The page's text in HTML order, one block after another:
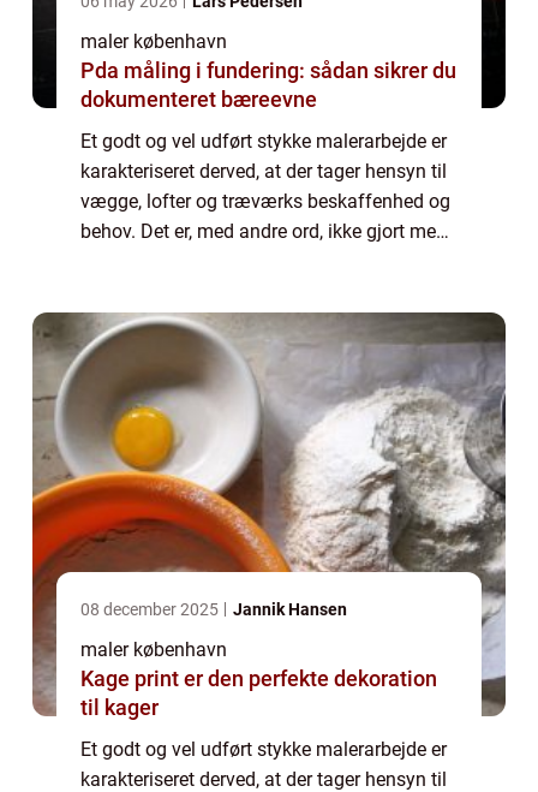
maler københavn
Pda måling i fundering: sådan sikrer du
dokumenteret bæreevne
Et godt og vel udført stykke malerarbejde er
karakteriseret derved, at der tager hensyn til
vægge, lofter og træværks beskaffenhed og
behov. Det er, med andre ord, ikke gjort med
08 december 2025 Jannik Hansen
maler københavn
Kage print er den perfekte dekoration
til kager
Et godt og vel udført stykke malerarbejde er
karakteriseret derved, at der tager hensyn til